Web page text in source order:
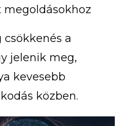
megoldásokhoz
a
jelenik meg,
kevesebb
közben.